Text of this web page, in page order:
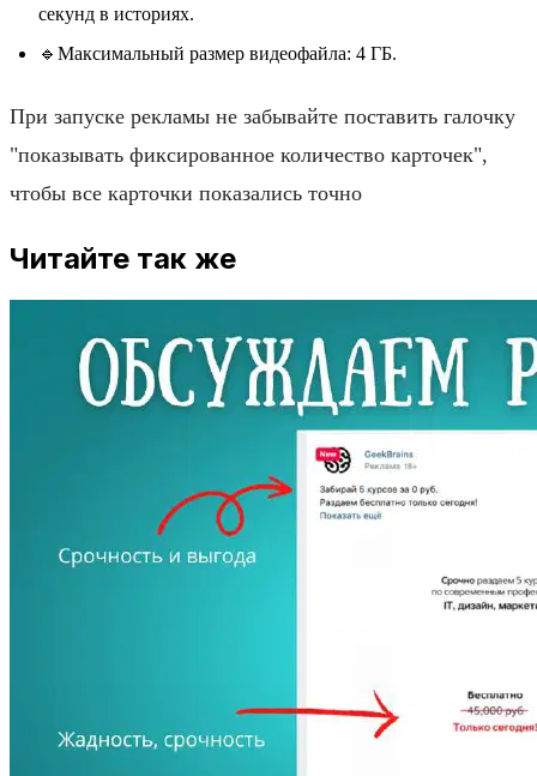
секунд в историях.
🔹Максимальный размер видеофайла: 4 ГБ.
При запуске рекламы не забывайте поставить галочку
"показывать фиксированное количество карточек",
чтобы все карточки показались точно
Читайте так же